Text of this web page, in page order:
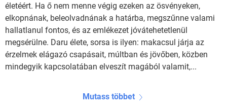
életéért. Ha ő nem menne végig ezeken az ösvényeken,
elkopnának, beleolvadnának a határba, megszűnne valami
hallatlanul fontos, és az emlékezet jóvátehetetlenül
megsérülne. Daru élete, sorsa is ilyen: makacsul járja az
érzelmek elágazó csapásait, múltban és jövőben, közben
mindegyik kapcsolatában elveszít magából valamit,...
Mutass többet